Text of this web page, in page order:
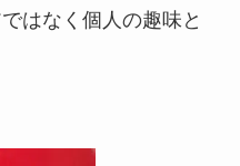
はなく個人の趣味と